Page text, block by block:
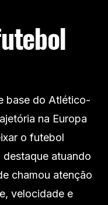
base do Atlético-
na Europa
o futebol
atuando
chamou atenção
velocidade e